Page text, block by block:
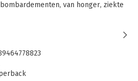
van honger, ziekte
van de naziterreur waren
groep daarbij waren de anderhalf
door de nazi's werden vermoord.
ook tienduizenden kinderen met
kinderen van zigeuners,